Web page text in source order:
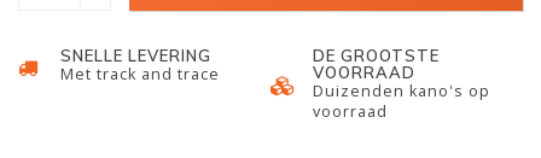
SNELLE LEVERING
Met track and trace
DE GROOTSTE
VOORRAAD
Duizenden kano's op
voorraad